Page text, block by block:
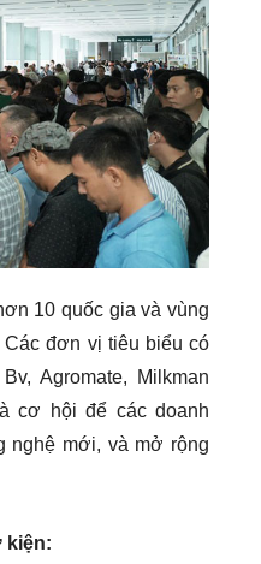
10 quốc gia và vùng
đơn vị tiêu biểu có
Agromate, Milkman
cơ hội để các doanh
nghệ mới, và mở rộng
kiện: